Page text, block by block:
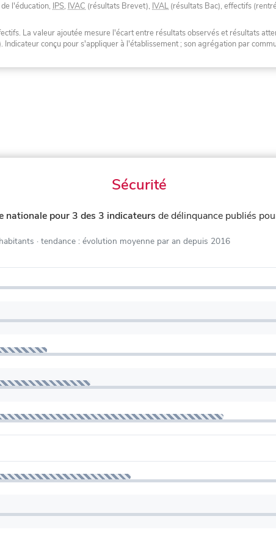
l'éducation, IPS, IVAC (résultats Brevet), IVAL (résultats Bac), effectifs
La valeur ajoutée mesure l'écart entre résultats observés et résultats
conçu pour s'appliquer à l'établissement ; son agrégation par
Sécurité
nationale pour 3 des 3 indicateurs de délinquance publiés
· tendance : évolution moyenne par an depuis 2016